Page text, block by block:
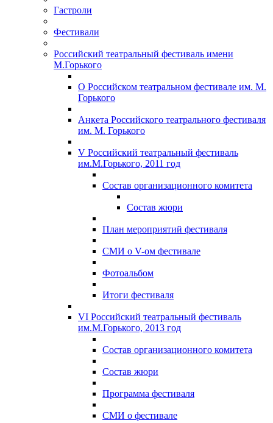
Гастроли
Фестивали
Российский театральный фестиваль имени
М.Горького
О Российском театральном фестивале им. М.
Горького
Анкета Российского театрального фестиваля
им. М. Горького
V Российский театральный фестиваль
им.М.Горького, 2011 год
Состав организационного комитета
Состав жюри
План мероприятий фестиваля
СМИ о V-ом фестивале
Фотоальбом
Итоги фестиваля
VI Российский театральный фестиваль
им.М.Горького, 2013 год
Состав организационного комитета
Состав жюри
Программа фестиваля
СМИ о фестивале